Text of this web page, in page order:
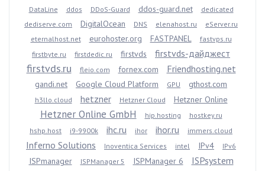
DataLine ddos DDoS-Guard ddos-guard.net
dedicated
dediserve.com
DigitalOcean DNS elenahost.ru
eServer.ru
eternalhost.net
eurohoster.org FASTPANEL
fastvps.ru
firstbyte.ru
firstdedic.ru firstvds firstvds-дайджест
firstvds.ru fleio.com fornex.com Friendhosting.net
gandi.net Google Cloud Platform GPU gthost.com
h3llo.cloud hetzner Hetzner Cloud Hetzner Online
Hetzner Online GmbH hip.hosting
hostkey.ru
hshp.host
i9-9900k ihc.ru ihor ihor.ru immers.cloud
Inferno Solutions Inoventica Services intel IPv4 IPv6
ISPmanager ISPManager 5 ISPManager 6 ISPsystem